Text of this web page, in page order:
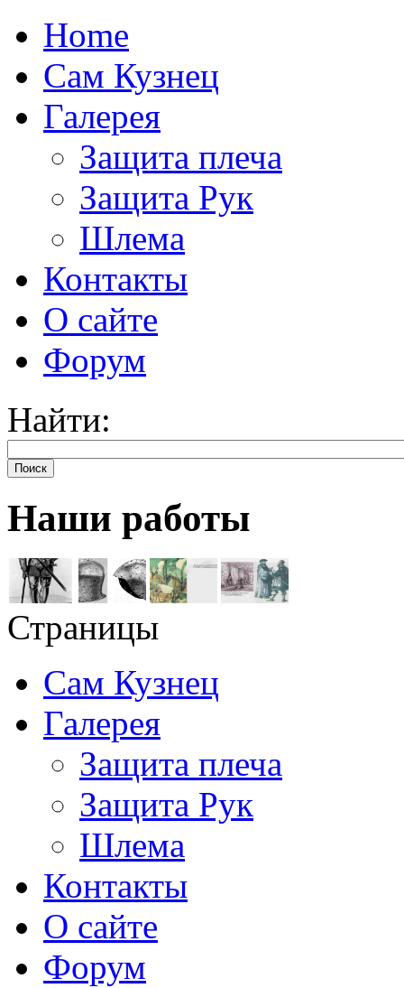
Home
Сам Кузнец
Галерея
Защита плеча
Защита Рук
Шлема
Контакты
О сайте
Форум
Найти:
Поиск
Наши работы
Страницы
Сам Кузнец
Галерея
Защита плеча
Защита Рук
Шлема
Контакты
О сайте
Форум